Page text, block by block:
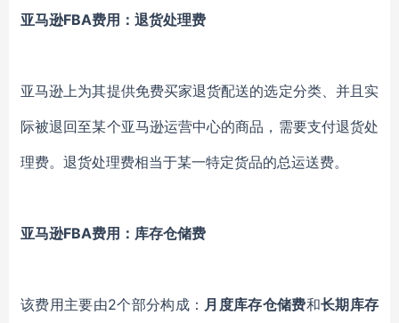
亚马逊FBA费用： 退货处理费
亚马逊上为其提供免费买家退货配送的选定分类、并且实
际被退回至某个亚马逊运营中心的商品，需要支付退货处
理费。退货处理费相当于某一特定货品的总运送费。
亚马逊FBA费用： 库存仓储费
该费用主要由2个部分构成： 月度库存仓储费和长期库存